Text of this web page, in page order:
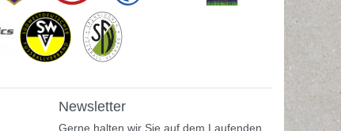
Newsletter
Gerne halten wir Sie auf dem Laufenden,